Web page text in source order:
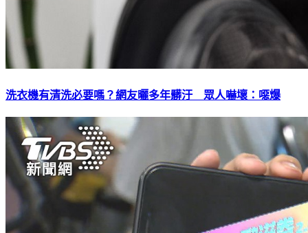
洗衣機有清洗必要嗎？網友曬多年髒汙 眾人嚇壞：噁爆